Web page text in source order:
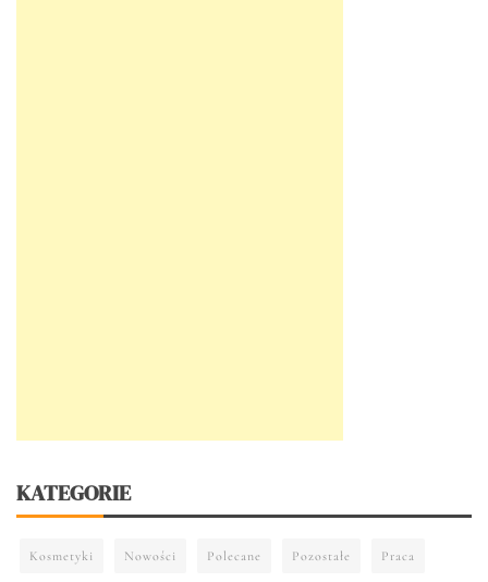
KATEGORIE
Kosmetyki Nowości Polecane Pozostałe Praca